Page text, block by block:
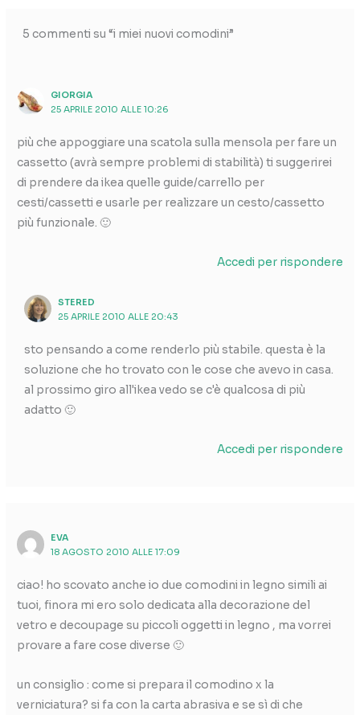
5 commenti su “i miei nuovi comodini”
GIORGIA
25 APRILE 2010 ALLE 10:26
più che appoggiare una scatola sulla mensola per fare un
cassetto (avrà sempre problemi di stabilità) ti suggerirei
di prendere da ikea quelle guide/carrello per
cesti/cassetti e usarle per realizzare un cesto/cassetto
più funzionale. 🙂
Accedi per rispondere
STERED
25 APRILE 2010 ALLE 20:43
sto pensando a come renderlo più stabile. questa è la
soluzione che ho trovato con le cose che avevo in casa.
al prossimo giro all'ikea vedo se c'è qualcosa di più
adatto 🙂
Accedi per rispondere
EVA
18 AGOSTO 2010 ALLE 17:09
ciao! ho scovato anche io due comodini in legno simili ai
tuoi, finora mi ero solo dedicata alla decorazione del
vetro e decoupage su piccoli oggetti in legno , ma vorrei
provare a fare cose diverse 🙂
un consiglio : come si prepara il comodino x la
verniciatura? si fa con la carta abrasiva e se sì di che